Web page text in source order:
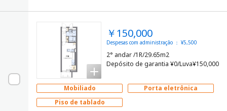
￥150,000
Despesas com administração ： ¥5,500
2° andar /1R/29.65m2
Depósito de garantia ¥0/Luva¥150,000
Mobiliado
Porta eletrônica
Piso de tablado